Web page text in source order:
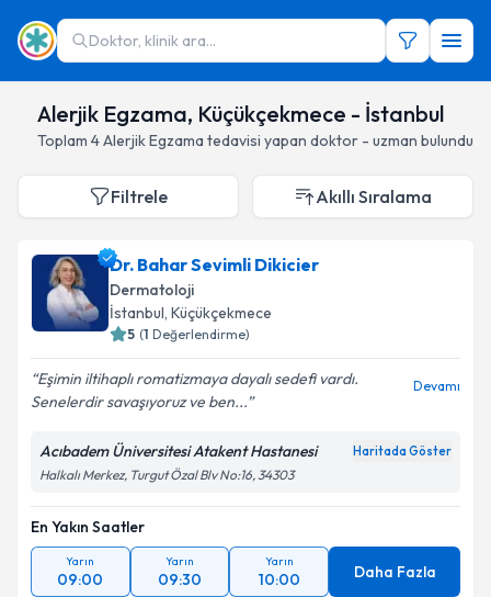
Doktor, klinik ara...
Alerjik Egzama, Küçükçekmece - İstanbul
Toplam 4Alerjik Egzama tedavisi yapan doktor - uzman bulundu
Filtrele Akıllı Sıralama
Dr. Bahar Sevimli Dikicier
Dermatoloji
İstanbul, Küçükçekmece
5 (1 Değerlendirme)
Eşimin iltihaplı romatizmaya dayalı sedefi vardı.
Senelerdir savaşıyoruz ve ben...
Devamı
Acıbadem Üniversitesi Atakent Hastanesi Haritada Göster
Halkalı Merkez, Turgut Özal Blv No:16, 34303
En Yakın Saatler
Yarın
09:00
Yarın
09:30
Yarın
10:00 Daha Fazla